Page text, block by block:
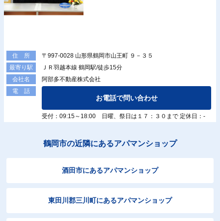
住 所
〒997-0028 山形県鶴岡市山王町 ９－３５
最寄り駅
ＪＲ羽越本線 鶴岡駅/徒歩15分
会社名
阿部多不動産株式会社
電 話
お電話で問い合わせ
受付：09:15～18:00 日曜、祭日は１７：３０まで 定休日：-
鶴岡市の近隣にあるアパマンショップ
酒田市にあるアパマンショップ
東田川郡三川町にあるアパマンショップ